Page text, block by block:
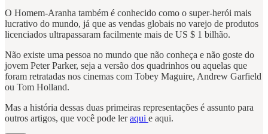
O Homem-Aranha também é conhecido como o super-herói mais
lucrativo do mundo, já que as vendas globais no varejo de produtos
licenciados ultrapassaram facilmente mais de US $ 1 bilhão.
Não existe uma pessoa no mundo que não conheça e não goste do
jovem Peter Parker, seja a versão dos quadrinhos ou aquelas que
foram retratadas nos cinemas com Tobey Maguire, Andrew Garfield
ou Tom Holland.
Mas a história dessas duas primeiras representações é assunto para
outros artigos, que você pode leraqui e aqui.